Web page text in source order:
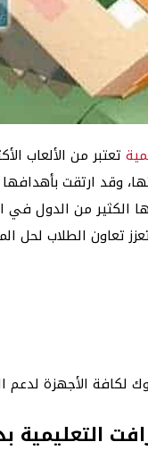
تعتبر من الألعاب
وقد ارتقت
الكثير من الدول في
تعاون الطلاب لحل
لكافة الأجهزة لدعم
التعليمية